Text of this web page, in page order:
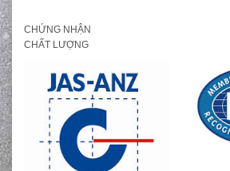
CHỨNG NHẬN
CHẤT LƯỢNG